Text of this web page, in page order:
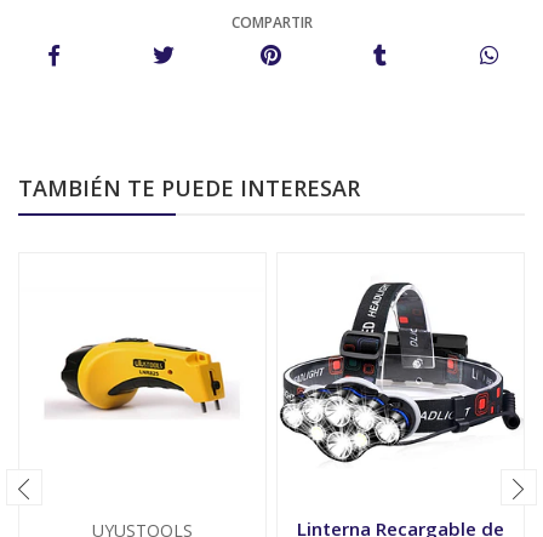
COMPARTIR
TAMBIÉN TE PUEDE INTERESAR
UYUSTOOLS
Linterna Recargable de